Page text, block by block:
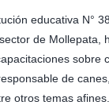
educativa N°
de Mollepata,
sobre
de
otros temas afines.